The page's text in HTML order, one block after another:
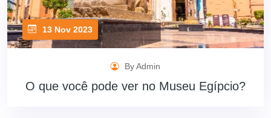
13 Nov 2023
By Admin
O que você pode ver no Museu Egípcio?